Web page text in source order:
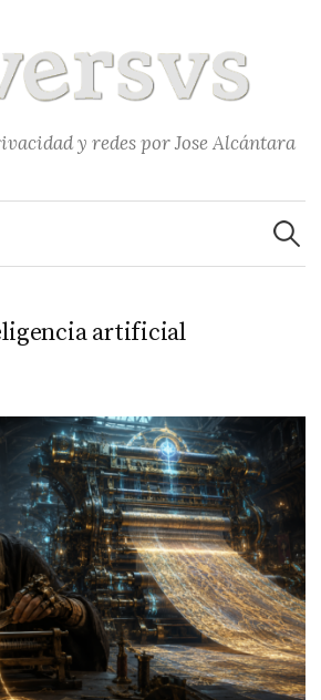
y redes por Jose Alcántara
artificial